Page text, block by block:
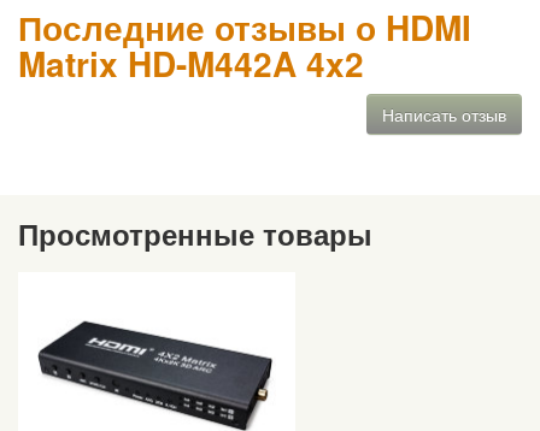
Последние отзывы о HDMI
Matrix HD-M442A 4x2
Написать отзыв
Просмотренные товары